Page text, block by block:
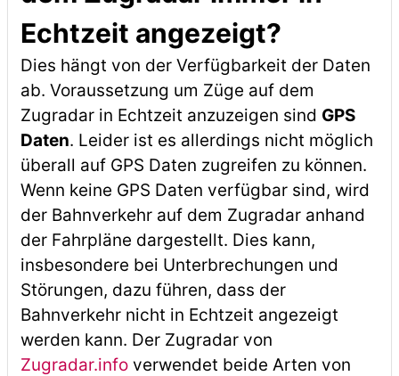
Echtzeit angezeigt?
Dies hängt von der Verfügbarkeit der Daten
ab. Voraussetzung um Züge auf dem
Zugradar in Echtzeit anzuzeigen sind GPS
Daten. Leider ist es allerdings nicht möglich
überall auf GPS Daten zugreifen zu können.
Wenn keine GPS Daten verfügbar sind, wird
der Bahnverkehr auf dem Zugradar anhand
der Fahrpläne dargestellt. Dies kann,
insbesondere bei Unterbrechungen und
Störungen, dazu führen, dass der
Bahnverkehr nicht in Echtzeit angezeigt
werden kann. Der Zugradar von
Zugradar.infoverwendet beide Arten von